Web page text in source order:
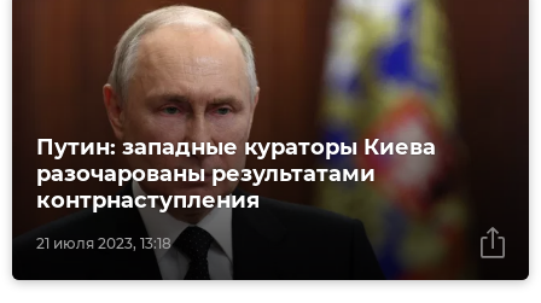
21 июля 2023, 13:18
Путин: западные кураторы Киева
разочарованы результатами
контрнаступления